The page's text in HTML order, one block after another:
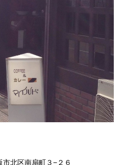
北区南扇町３−２６